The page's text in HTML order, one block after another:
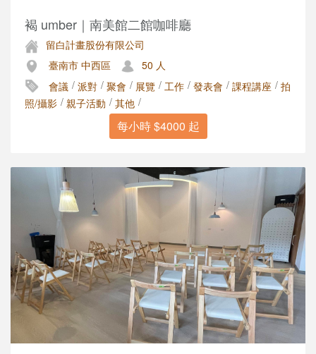
褐 umber｜南美館二館咖啡廳
留白計畫股份有限公司
臺南市 中西區
50 人
會議 / 派對 / 聚會 / 展覽 / 工作 / 發表會 / 課程講座 / 拍
照/攝影 / 親子活動 / 其他 /
每小時 $4000 起